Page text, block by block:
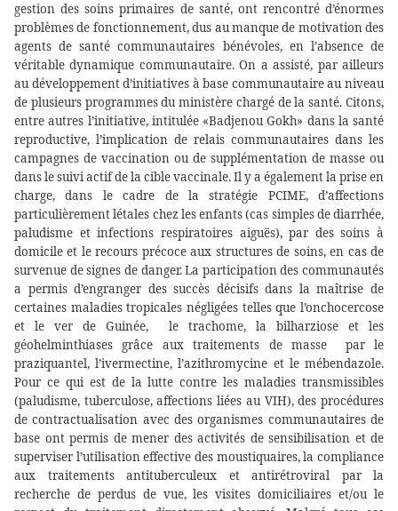
gestion des soins primaires de santé, ont rencontré d’énormes
problèmes de fonctionnement, dus au manque de motivation des
agents de santé communautaires bénévoles, en l’absence de
véritable dynamique communautaire. On a assisté, par ailleurs
au développement d’initiatives à base communautaire au niveau
de plusieurs programmes du ministère chargé de la santé. Citons,
entre autres l’initiative, intitulée «Badjenou Gokh» dans la santé
reproductive, l’implication de relais communautaires dans les
campagnes de vaccination ou de supplémentation de masse ou
dans le suivi actif de la cible vaccinale. Il y a également la prise en
charge, dans le cadre de la stratégie PCIME, d’affections
particulièrement létales chez les enfants (cas simples de diarrhée,
paludisme et infections respiratoires aiguës), par des soins à
domicile et le recours précoce aux structures de soins, en cas de
survenue de signes de danger. La participation des communautés
a permis d’engranger des succès décisifs dans la maîtrise de
certaines maladies tropicales négligées telles que l’onchocercose
et le ver de Guinée,
le trachome, la bilharziose et les
géohelminthiases grâce aux traitements de masse
par le
praziquantel, l’ivermectine, l’azithromycine et le mébendazole.
Pour ce qui est de la lutte contre les maladies transmissibles
(paludisme, tuberculose, affections liées au VIH), des procédures
de contractualisation avec des organismes communautaires de
base ont permis de mener des activités de sensibilisation et de
superviser l’utilisation effective des moustiquaires, la compliance
aux traitements antituberculeux et antirétroviral par la
recherche de perdus de vue, les visites domiciliaires et/ou le